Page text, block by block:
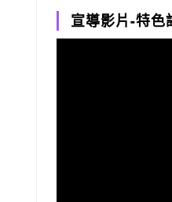
宣導影片-特色